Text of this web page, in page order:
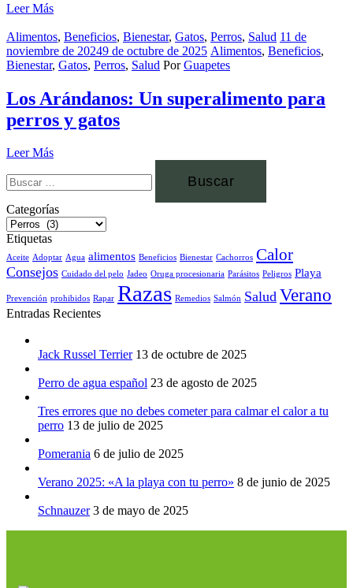
Leer Más
Alimentos, Beneficios, Bienestar, Gatos, Perros, Salud 11 de
noviembre de 20249 de octubre de 2025 Alimentos, Beneficios,
Bienestar, Gatos, Perros, Salud PorGuapetes
Los Arándanos: Un superalimento para
perros y gatos
Leer Más
Categorías
Etiquetas
Aceite Adoptar Agua alimentos Beneficios Bienestar Cachorros Calor
Consejos Cuidado del pelo Jadeo Oruga procesionaria Parásitos Peligros Playa
Prevención prohibidos Rapar Razas Remedios Salmón Salud Verano
Entradas Recientes
Jack Russel Terrier 13 de octubre de 2025
Perro de agua español 23 de agosto de 2025
Tres errores que no debes cometer para calmar el calor a tu
perro 13 de julio de 2025
Pomerania 6 de julio de 2025
Verano 2025: «A la playa con tu perro» 8 de junio de 2025
Schnauzer 3 de mayo de 2025